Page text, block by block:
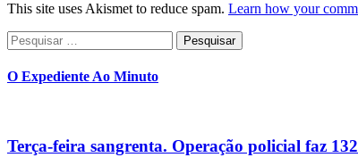
This site uses Akismet to reduce spam. Learn how your
Pesquisar
por:
O Expediente Ao Minuto
Terça-feira sangrenta. Operação policial faz